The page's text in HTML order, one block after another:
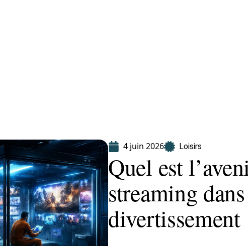
4 juin 2026 Loisirs
Quel est
streaming
divertissement